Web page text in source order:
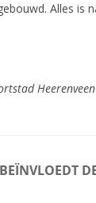
Alles is